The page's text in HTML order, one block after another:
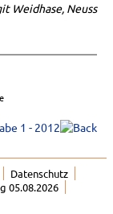
Weidhase, Neuss
1 - 2012
Datenschutz
05.08.2026